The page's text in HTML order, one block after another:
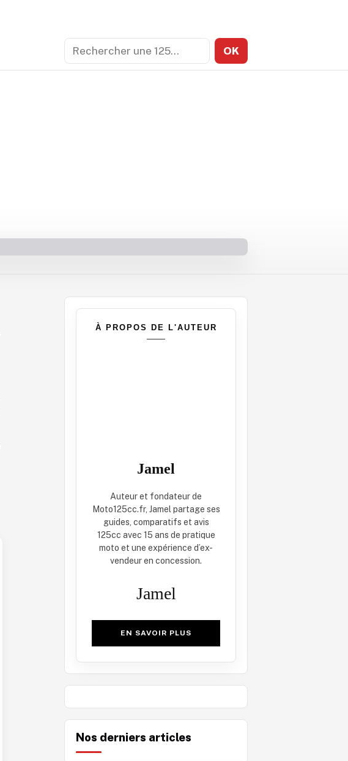
Rechercher OK
À PROPOS DE L'AUTEUR
Jamel
Auteur et fondateur de
Moto125cc.fr, Jamel partage ses
guides, comparatifs et avis
125cc avec 15 ans de pratique
moto et une expérience d’ex-
vendeur en concession.
Jamel
EN SAVOIR PLUS
Nos derniers articles